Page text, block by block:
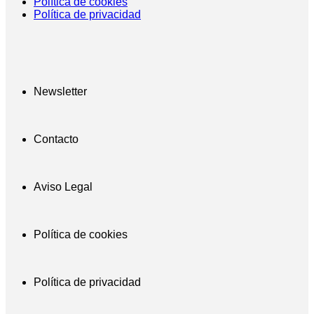
Política de privacidad
Newsletter
Contacto
Aviso Legal
Política de cookies
Política de privacidad